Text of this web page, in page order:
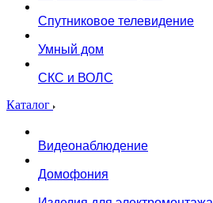
Спутниковое телевидение
Умный дом
СКС и ВОЛС
Каталог
Видеонаблюдение
Домофония